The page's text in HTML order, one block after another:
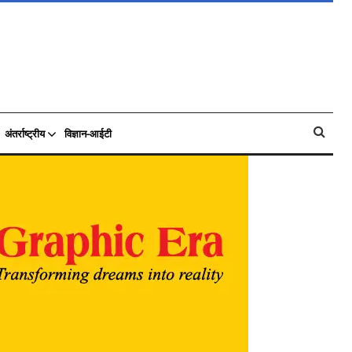
अंतर्राष्ट्रीय विज्ञान-आईटी